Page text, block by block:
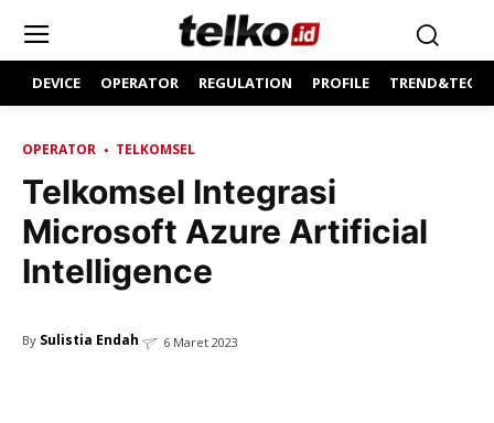
DEVICE OPERATOR REGULATION PROFILE
OPERATOR TELKOMSEL
Telkomsel Integrasi
Microsoft Azure Artificial
Intelligence
By Sulistia Endah 6 Maret 2023